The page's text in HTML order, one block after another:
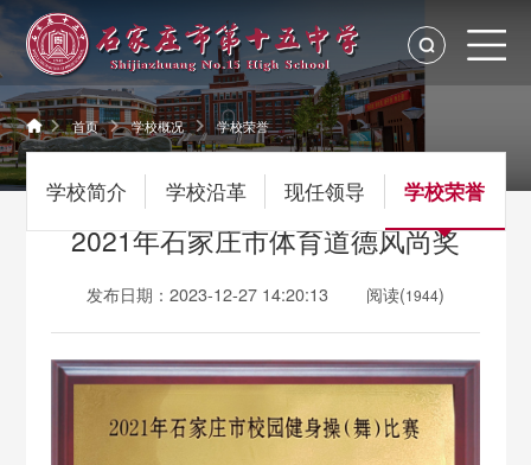
首页 学校概况 学校荣誉
学校简介 学校沿革 现任领导 学校荣誉
2021年石家庄市体育道德风尚奖
发布日期：2023-12-27 14:20:13 阅读(1944)